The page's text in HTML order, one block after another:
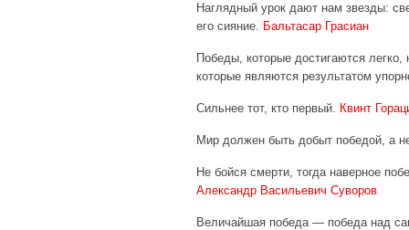
Наглядный урок дают нам звезды:
его сияние. Бальтасар Грасиан
Победы, которые достигаются легко,
которые являются результатом
Сильнее тот, кто первый. Квинт
Мир должен быть добыт победой, а
Не бойся смерти, тогда наверное
Александр Васильевич Суворов
Величайшая победа — победа над